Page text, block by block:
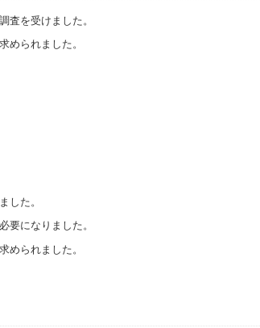
査を受けました。
められました。
した。
要になりました。
められました。